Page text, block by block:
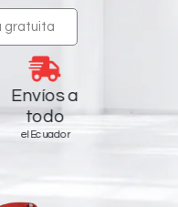
gratuita
Envíos a
todo
el Ecuador